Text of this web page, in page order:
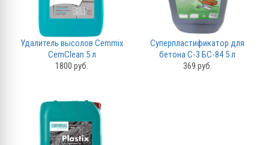
Удалитель высолов Cemmix
CemClean 5 л
1800 руб.
Суперпластификатор для
бетона С-3 БС-84 5 л
369 руб.